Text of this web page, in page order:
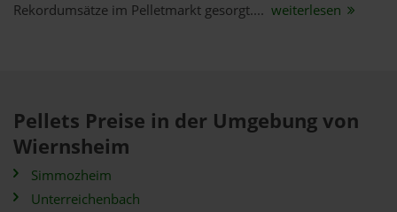
Rekordumsätze im Pelletmarkt gesorgt.... weiterlesen
Pellets Preise in der Umgebung von
Wiernsheim
Simmozheim
Unterreichenbach